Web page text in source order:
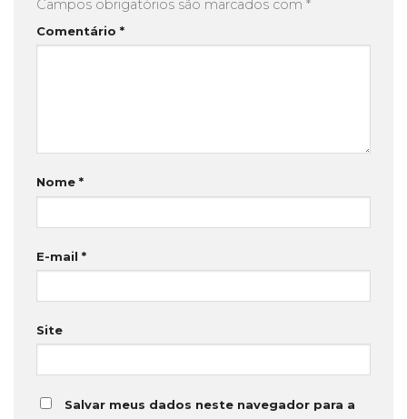
Campos obrigatórios são marcados com *
Comentário *
Nome *
E-mail *
Site
Salvar meus dados neste navegador para a